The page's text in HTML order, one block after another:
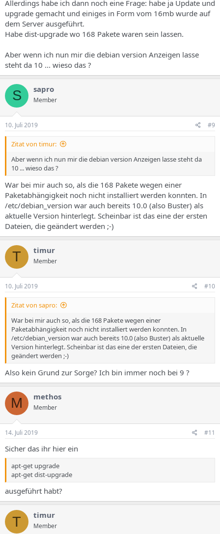
Allerdings habe ich dann noch eine Frage: habe ja Update und
upgrade gemacht und einiges in Form vom 16mb wurde auf
dem Server ausgeführt.
Habe dist-upgrade wo 168 Pakete waren sein lassen.
Aber wenn ich nun mir die debian version Anzeigen lasse
steht da 10 ... wieso das ?
S sapro
Member
10. Juli 2019 #9
Zitat von timur:
Aber wenn ich nun mir die debian version Anzeigen lasse steht da
10 ... wieso das ?
War bei mir auch so, als die 168 Pakete wegen einer
Paketabhängigkeit noch nicht installiert werden konnten. In
/etc/debian_version war auch bereits 10.0 (also Buster) als
aktuelle Version hinterlegt. Scheinbar ist das eine der ersten
Dateien, die geändert werden ;-)
T timur
Member
10. Juli 2019 #10
Zitat von sapro:
War bei mir auch so, als die 168 Pakete wegen einer
Paketabhängigkeit noch nicht installiert werden konnten. In
/etc/debian_version war auch bereits 10.0 (also Buster) als aktuelle
Version hinterlegt. Scheinbar ist das eine der ersten Dateien, die
geändert werden ;-)
Also kein Grund zur Sorge? Ich bin immer noch bei 9 ?
M methos
Member
14. Juli 2019 #11
Sicher das ihr hier ein
apt-get upgrade
apt-get dist-upgrade
ausgeführt habt?
T timur
Member